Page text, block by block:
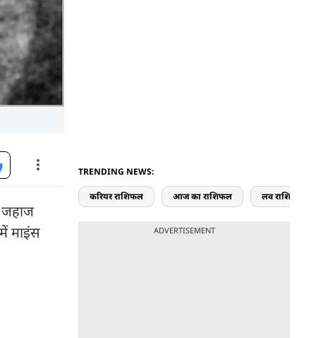
जहाज
माइंस
TRENDING NEWS:
करियर राशिफल आज का राशिफल लव राशिफल
ADVERTISEMENT